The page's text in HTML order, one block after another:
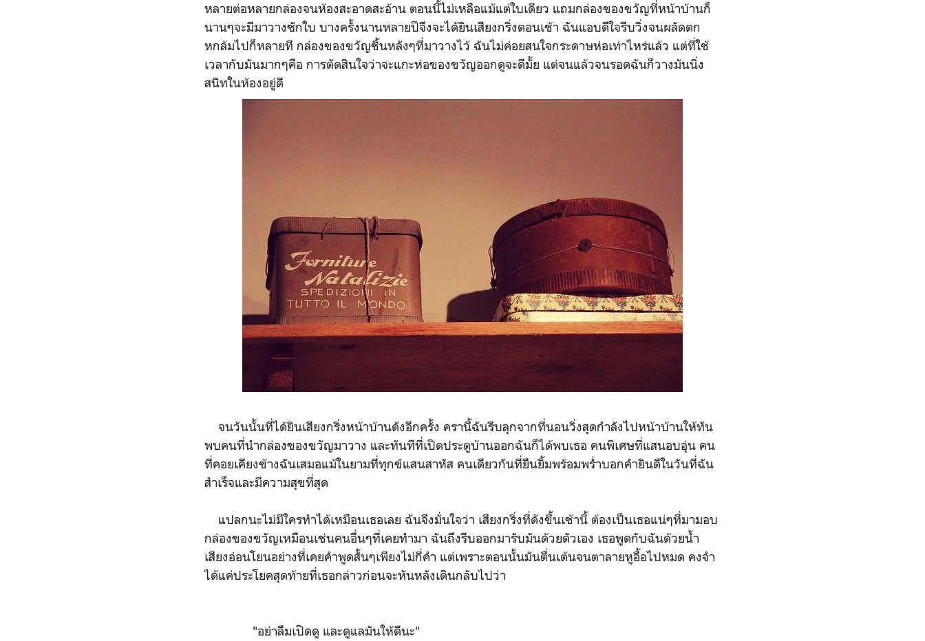
หลายต่อหลายกล่องจนห้องสะอาดสะอ้าน ตอนนี้ไม่เหลือแม้แต่ใบเดียว แถมกล่องของขวัญที่หน้าบ้านก็
นานๆจะมีมาวางซักใบ บางครั้งนานหลายปีจึงจะได้ยินเสียงกริ่งตอนเช้า ฉันแอบดีใจรีบวิ่งจนผลัดตก
หกล้มไปก็หลายที กล่องของขวัญชิ้นหลังๆที่มาวางไว้ ฉันไม่ค่อยสนใจกระดาษห่อเท่าไหร่แล้ว แต่ที่ใช้
เวลากับมันมากๆคือ การตัดสินใจว่าจะแกะห่อของขวัญออกดูจะดีมั้ย แต่จนแล้วจนรอดฉันก็วางมันนิ่ง
สนิทในห้องอยู่ดี
จนวันนั้นที่ได้ยินเสียงกริ่งหน้าบ้านดังอีกครั้ง ครานี้ฉันรีบลุกจากที่นอนวิ่งสุดกำลังไปหน้าบ้านให้ทัน
พบคนที่นำกล่องของขวัญมาวาง และทันทีที่เปิดประตูบ้านออกฉันก็ได้พบเธอ คนพิเศษที่แสนอบอุ่น คน
ที่คอยเคียงข้างฉันเสมอแม้ในยามที่ทุกข์แสนสาหัส คนเดียวกันที่ยืนยิ้มพร้อมพร่ำบอกคำยินดีในวันที่ฉัน
สำเร็จและมีความสุขที่สุด
แปลกนะไม่มีใครทำได้เหมือนเธอเลย ฉันจึงมั่นใจว่า เสียงกริ่งที่ดังขึ้นเช้านี้ ต้องเป็นเธอแน่ๆที่มามอบ
กล่องของขวัญเหมือนเช่นคนอื่นๆที่เคยทำมา ฉันถึงรีบออกมารับมันด้วยตัวเอง เธอพูดกับฉันด้วยน้ำ
เสียงอ่อนโยนอย่างที่เคยคำพูดสั้นๆเพียงไม่กี่คำ แต่เพราะตอนนั้นมันตื่นเต้นจนตาลายหูอื้อไปหมด คงจำ
ได้แค่ประโยคสุดท้ายที่เธอกล่าวก่อนจะหันหลังเดินกลับไปว่า
"อย่าลืมเปิดดู และดูแลมันให้ดีนะ"